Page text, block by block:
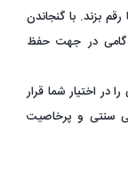
بزند. با گنجاندن
گامی در جهت حفظ
در اختیار شما قرار
سنتی و پرخاصیت